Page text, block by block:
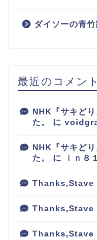
ダイソーの青
最近のコメント
NHK『サキど
た。
に
NHK『サキど
た。
に ｉｎ８
Thanks,Stave
Thanks,Stave
Thanks,Stave